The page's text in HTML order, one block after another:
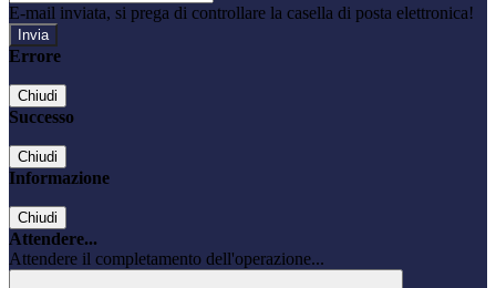
E-mail inviata, si prega di controllare la casella di posta elettronica!
Errore
Chiudi
Successo
Chiudi
Informazione
Chiudi
Attendere...
Attendere il completamento dell'operazione...